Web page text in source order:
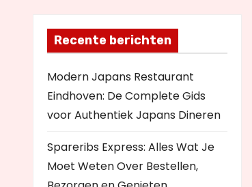
Recente berichten
Modern Japans Restaurant
Eindhoven: De Complete Gids
voor Authentiek Japans Dineren
Spareribs Express: Alles Wat Je
Moet Weten Over Bestellen,